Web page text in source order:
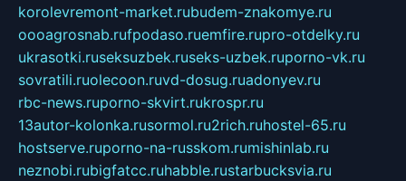
korolevremont-market.rubudem-znakomye.ru
oooagrosnab.rufpodaso.ruemfire.rupro-otdelky.ru
ukrasotki.ruseksuzbek.ruseks-uzbek.ruporno-vk.ru
sovratili.ruolecoon.ruvd-dosug.ruadonyev.ru
rbc-news.ruporno-skvirt.rukrospr.ru
13autor-kolonka.rusormol.ru2rich.ruhostel-65.ru
hostserve.ruporno-na-russkom.rumishinlab.ru
neznobi.rubigfatcc.ruhabble.rustarbucksvia.ru